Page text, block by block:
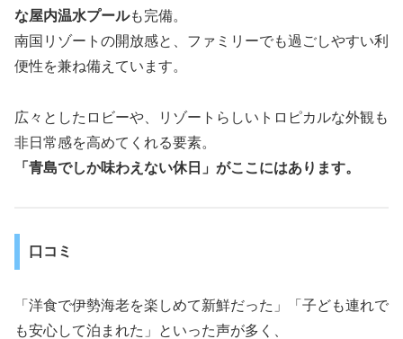
な屋内温水プールも完備。
南国リゾートの開放感と、ファミリーでも過ごしやすい利
便性を兼ね備えています。
広々としたロビーや、リゾートらしいトロピカルな外観も
非日常感を高めてくれる要素。
「青島でしか味わえない休日」がここにはあります。
口コミ
「洋食で伊勢海老を楽しめて新鮮だった」「子ども連れで
も安心して泊まれた」といった声が多く、